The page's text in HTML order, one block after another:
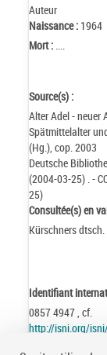
Auteur
Naissance : 1964
Mort : ....
Source(s) :
Alter Adel - neuer
Spätmittelalter
(Hg.), cop. 2003
Deutsche
(2004-03-25) . -
25)
Consultée(s) en
Kürschners
Identifiant
0857 4947 , cf.
http://isni.org/